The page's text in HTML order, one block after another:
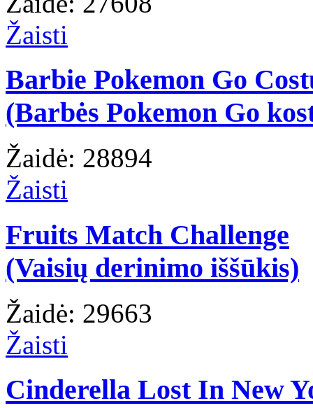
Žaisti
Barbie Pokemon Go
(Barbės Pokemon Go
Žaidė: 28894
Žaisti
Fruits Match Challenge
(Vaisių derinimo iššūkis)
Žaidė: 29663
Žaisti
Cinderella Lost In New